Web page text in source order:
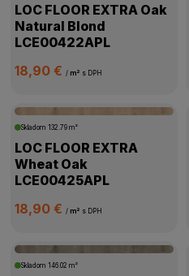
LOC FLOOR EXTRA Oak
Natural Blond
LCE00422APL
18,90 €/ m² s DPH
Skladom132.79 m²
LOC FLOOR EXTRA
Wheat Oak
LCE00425APL
18,90 €/ m² s DPH
Skladom146.02 m²